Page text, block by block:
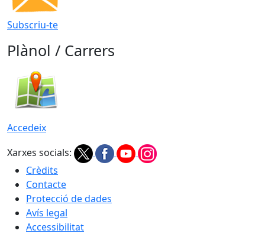
Subscriu-te
Plànol / Carrers
Accedeix
Xarxes socials:
Crèdits
Contacte
Protecció de dades
Avís legal
Accessibilitat